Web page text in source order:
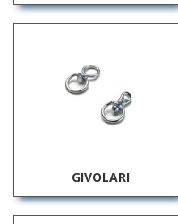
GIVOLARI